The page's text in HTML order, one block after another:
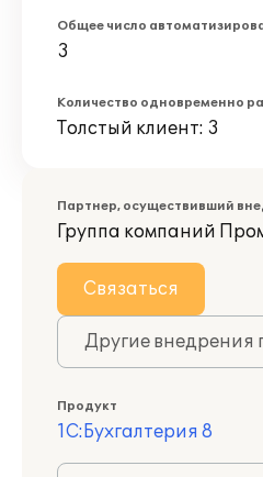
Общее число
3
Количество одновременно
Толстый клиент: 3
Партнер, осуществивший
Группа компаний
Связаться
Другие внедрения
Продукт
1С:Бухгалтерия 8